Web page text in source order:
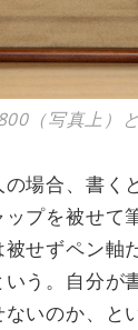
（写真上）
場合、書く
プを被せて
せずペン軸
う。自分が
いのか、と